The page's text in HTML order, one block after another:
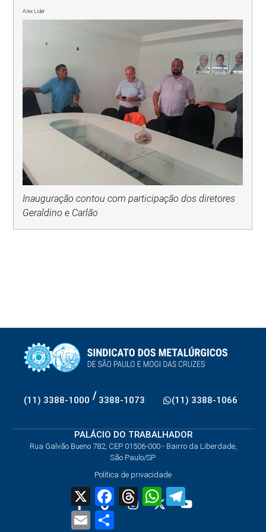
Alex Lider
Inauguração contou com participação dos diretores
Geraldino e Carlão
(11) 3388-1000 / 3388-1073 (11) 3388-1066
PALÁCIO DO TRABALHADOR
Rua Galvão Bueno 782, CEP 01506-000 - Bairro da Liberdade,
São Paulo/SP
Política de privacidade
X FacebookThreadsWhatsApp
Email